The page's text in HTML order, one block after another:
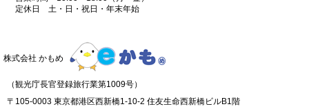
定休日 土・日・祝日・年末年始
株式会社 かもめ
（観光庁長官登録旅行業第1009号）
〒105-0003 東京都港区西新橋1-10-2 住友生命西新橋ビルB1階